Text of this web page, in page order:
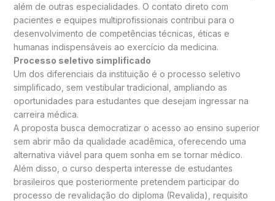
além de outras especialidades. O contato direto com
pacientes e equipes multiprofissionais contribui para o
desenvolvimento de competências técnicas, éticas e
humanas indispensáveis ao exercício da medicina.
Processo seletivo simplificado
Um dos diferenciais da instituição é o processo seletivo
simplificado, sem vestibular tradicional, ampliando as
oportunidades para estudantes que desejam ingressar na
carreira médica.
A proposta busca democratizar o acesso ao ensino superior
sem abrir mão da qualidade acadêmica, oferecendo uma
alternativa viável para quem sonha em se tornar médico.
Além disso, o curso desperta interesse de estudantes
brasileiros que posteriormente pretendem participar do
processo de revalidação do diploma (Revalida), requisito